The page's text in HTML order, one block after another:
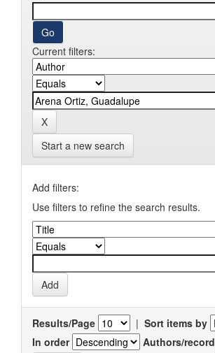
Current filters:
Start a new search
Add filters:
Use filters to refine the search results.
Results/Page | Sort items by
In order
Authors/record